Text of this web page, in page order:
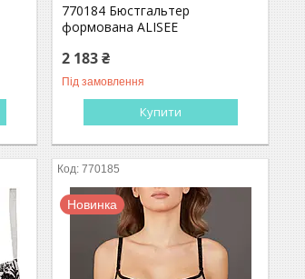
770184 Бюстгальтер
формована ALISEE
2 183 ₴
Під замовлення
Купити
770185
Новинка